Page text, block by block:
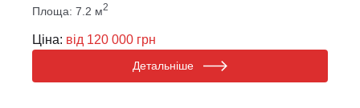
Площа: 7.2 м2
Ціна: від 120 000 грн
Детальніше